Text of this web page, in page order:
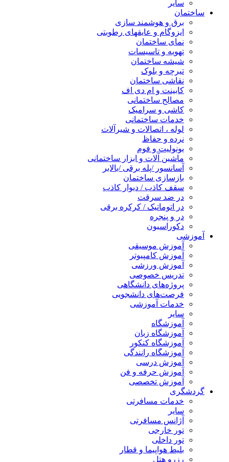
سایر
ساختمان
برق و هوشمند سازی
ایزوگام و عایقهای رطوبتی
نمای ساختمان
تهویه و تاسیسات
شیشه ساختمان
تیرچه و بلوک
نقاشی ساختمان
کابینت و ام دی اف
مصالح ساختمانی
کاشی و سرامیک
خدمات ساختمانی
لوله ، اتصالات و شیرآلات
نرده و حفاظ
یونولیت و فوم
ماشین آلات و ابزار ساختمانی
آسانسور /پله برقی /بالابر
بازسازی ساختمان
سقف کاذب / دیوار کاذب
در ضد سرقت
در اتوماتیک / کرکره برقی
در و پنجره
دکوراسیون
آموزشی
آموزش موسیقی
آموزش کامپیوتر
آموزش ورزشی
تدریس خصوصی
پروژه‌های دانشگاهی
فرصت‌های دانشجویی
خدمات آموزشی
سایر
آموزشگاه
آموزشگاه زبان
آموزشگاه کنکور
آموزشگاه رانندگی
آموزش درسی
آموزش حرفه و فن
آموزش تخصصی
گردشگری
خدمات مسافرتی
سایر
آژانس مسافرتی
تور خارجی
تور داخلی
بلیط هواپیما و قطار
رزرو هتل